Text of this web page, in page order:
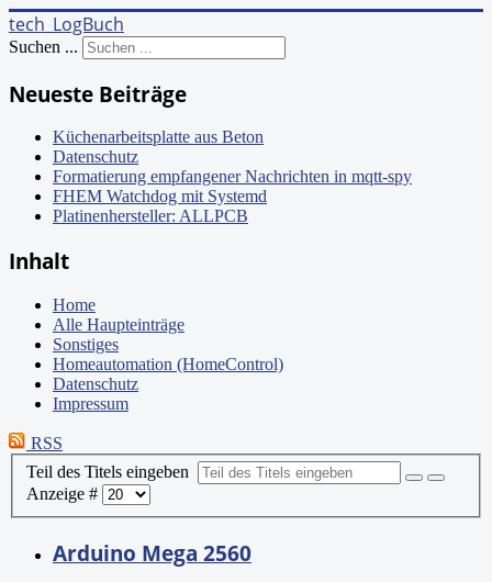
tech_LogBuch
Suchen ...
Neueste Beiträge
Küchenarbeitsplatte aus Beton
Datenschutz
Formatierung empfangener Nachrichten in mqtt-spy
FHEM Watchdog mit Systemd
Platinenhersteller: ALLPCB
Inhalt
Home
Alle Haupteinträge
Sonstiges
Homeautomation (HomeControl)
Datenschutz
Impressum
RSS
Teil des Titels eingeben
Anzeige #
Arduino Mega 2560